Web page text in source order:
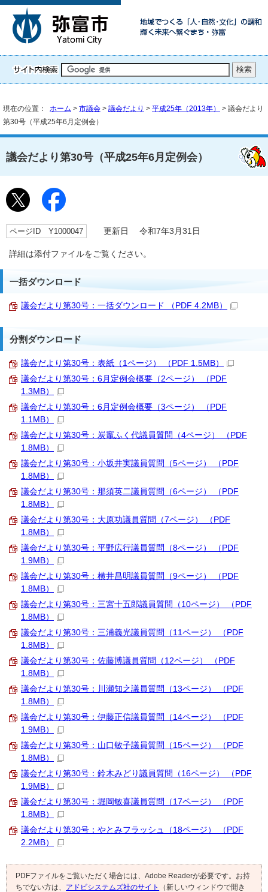
現在の位置： ホーム > 市議会 > 議会だより > 平成25年（2013年）
> 議会だより
第30号（平成25年6月定例会）
議会だより第30号（平成25年6月定例会）
ページID Y1000047 更新日 令和7年3月31日
詳細は添付ファイルをご覧ください。
一括ダウンロード
議会だより第30号：一括ダウンロード （PDF 4.2MB）
分割ダウンロード
議会だより第30号：表紙（1ページ） （PDF 1.5MB）
議会だより第30号：6月定例会概要（2ページ） （PDF
1.3MB）
議会だより第30号：6月定例会概要（3ページ） （PDF
1.1MB）
議会だより第30号：炭竈ふく代議員質問（4ページ） （PDF
1.8MB）
議会だより第30号：小坂井実議員質問（5ページ） （PDF
1.8MB）
議会だより第30号：那須英二議員質問（6ページ） （PDF
1.8MB）
議会だより第30号：大原功議員質問（7ページ） （PDF
1.8MB）
議会だより第30号：平野広行議員質問（8ページ） （PDF
1.9MB）
議会だより第30号：横井昌明議員質問（9ページ） （PDF
1.8MB）
議会だより第30号：三宮十五郎議員質問（10ページ） （PDF
1.8MB）
議会だより第30号：三浦義光議員質問（11ページ） （PDF
1.8MB）
議会だより第30号：佐藤博議員質問（12ページ） （PDF
1.8MB）
議会だより第30号：川瀬知之議員質問（13ページ） （PDF
1.8MB）
議会だより第30号：伊藤正信議員質問（14ページ） （PDF
1.9MB）
議会だより第30号：山口敏子議員質問（15ページ） （PDF
1.8MB）
議会だより第30号：鈴木みどり議員質問（16ページ） （PDF
1.9MB）
議会だより第30号：堀岡敏喜議員質問（17ページ） （PDF
1.8MB）
議会だより第30号：やとみフラッシュ（18ページ） （PDF
2.2MB）
PDFファイルをご覧いただく場合には、Adobe Readerが必要です。お持
ちでない方は、 アドビシステムズ社のサイト
（新しいウィンドウで開き